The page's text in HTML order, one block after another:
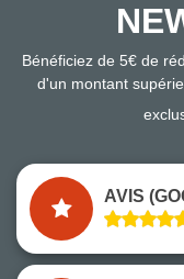
Bénéficiez de 5€ de
d'un montant
AVIS